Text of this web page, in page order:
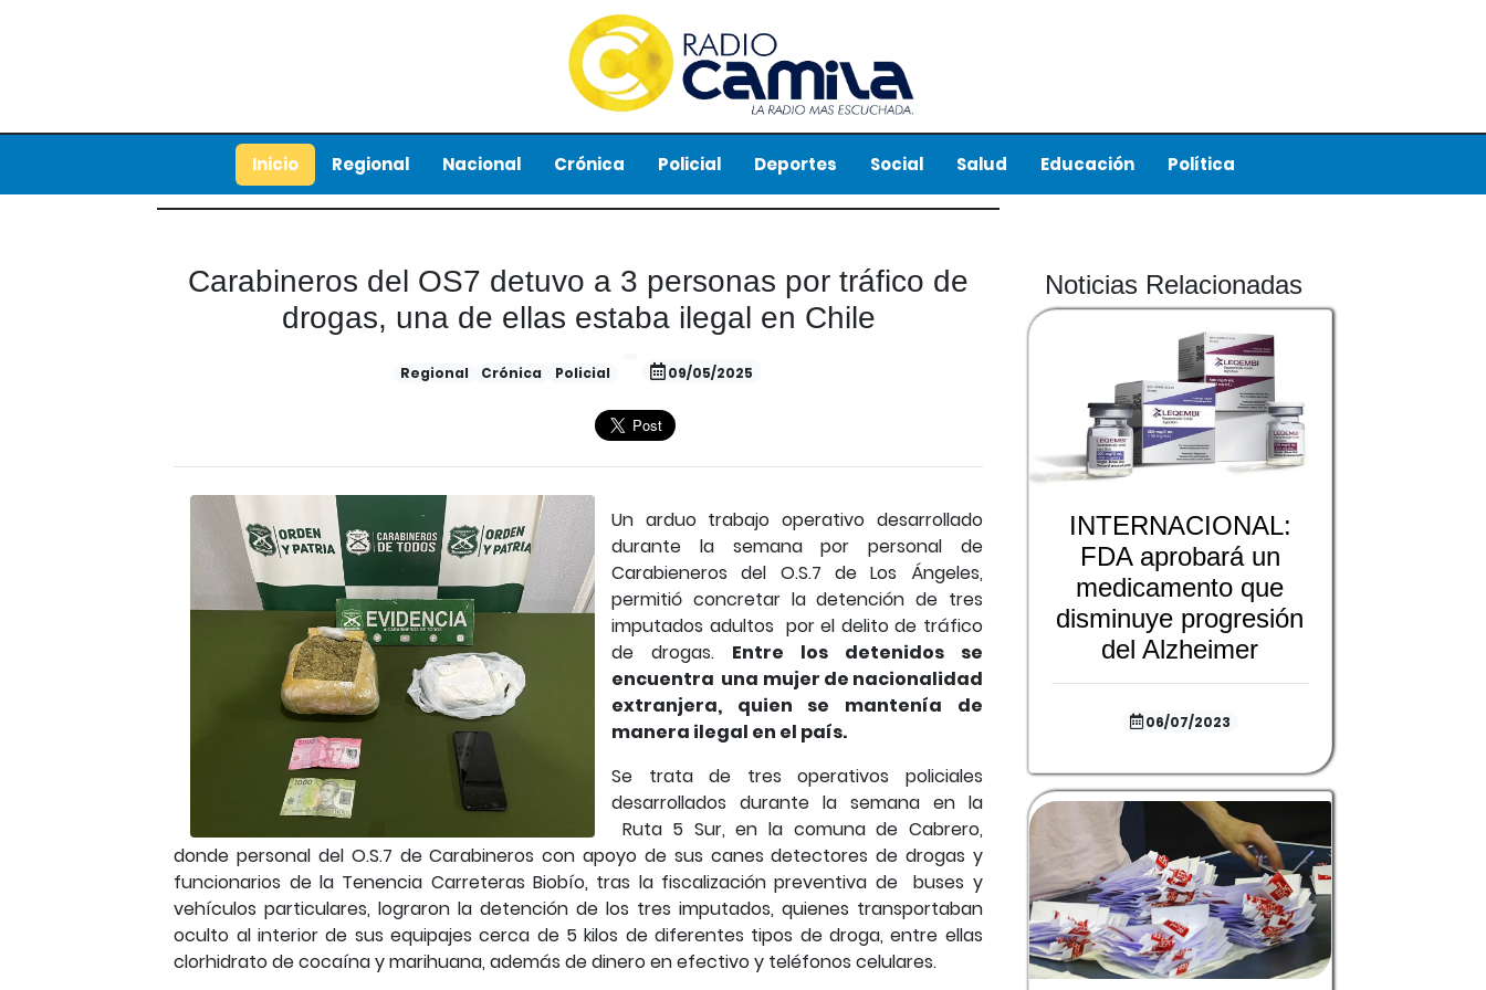
Inicio Regional Nacional Crónica Policial Deportes Social Salud Educación Política
Carabineros del OS7 detuvo a 3 personas por tráfico de
drogas, una de ellas estaba ilegal en Chile
Regional Crónica Policial 09/05/2025
Un arduo trabajo operativo desarrollado
durante la semana por personal de
Carabieneros del O.S.7 de Los Ángeles,
permitió concretar la detención de tres
imputados adultos por el delito de tráfico
de drogas. Entre los detenidos se
encuentra una mujer de nacionalidad
extranjera, quien se mantenía de
manera ilegal en el país.
Se trata de tres operativos policiales
desarrollados durante la semana en la
Ruta 5 Sur, en la comuna de Cabrero,
donde personal del O.S.7 de Carabineros con apoyo de sus canes detectores de drogas y
funcionarios de la Tenencia Carreteras Biobío, tras la fiscalización preventiva de buses y
vehículos particulares, lograron la detención de los tres imputados, quienes transportaban
oculto al interior de sus equipajes cerca de 5 kilos de diferentes tipos de droga, entre ellas
clorhidrato de cocaína y marihuana, además de dinero en efectivo y teléfonos celulares.
Noticias Relacionadas
INTERNACIONAL:
FDA aprobará un
medicamento que
disminuye progresión
del Alzheimer
06/07/2023